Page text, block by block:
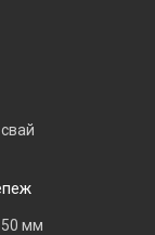
50 мм